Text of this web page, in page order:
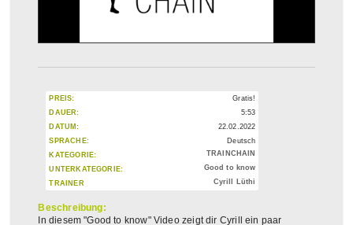
PREIS:
Gratis!
DAUER:
5:53
DATUM:
22.02.2022
SPRACHE:
Deutsch
KATEGORIE:
TRAINCHAIN
UNTERKATEGORIE:
Good to know
TRAINER
Cyrill Lüthi
Beschreibung:
In diesem "Good to know" Video zeigt dir Cyrill ein paar